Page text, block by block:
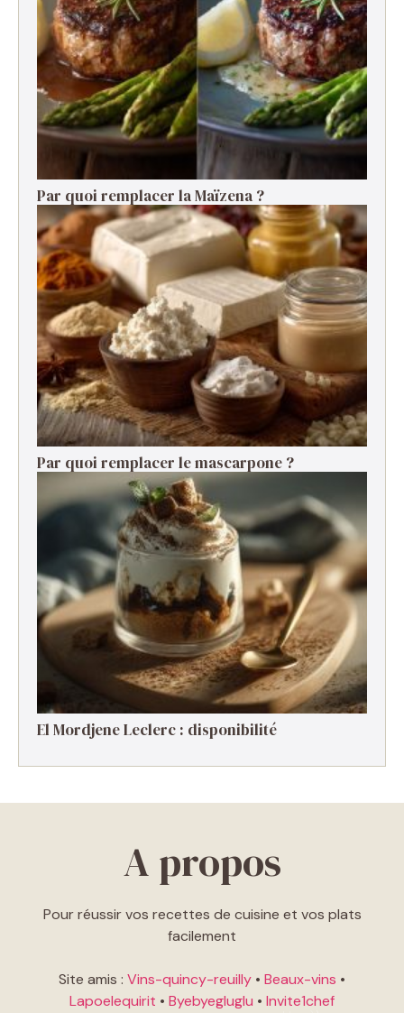
Par quoi remplacer la Maïzena ?
Par quoi remplacer le mascarpone ?
El Mordjene Leclerc : disponibilité
A propos
Pour réussir vos recettes de cuisine et vos plats
facilement
Site amis : Vins-quincy-reuilly • Beaux-vins •
Lapoelequirit • Byebyegluglu • Invite1chef